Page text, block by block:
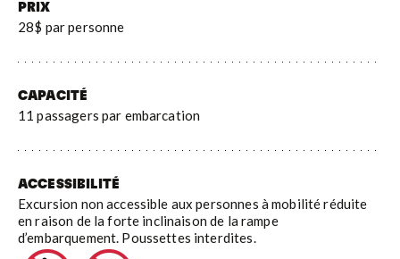
PRIX
28$ par personne
CAPACITÉ
11 passagers par embarcation
ACCESSIBILITÉ
Excursion non accessible aux personnes à mobilité réduite
en raison de la forte inclinaison de la rampe
d’embarquement. Poussettes interdites.